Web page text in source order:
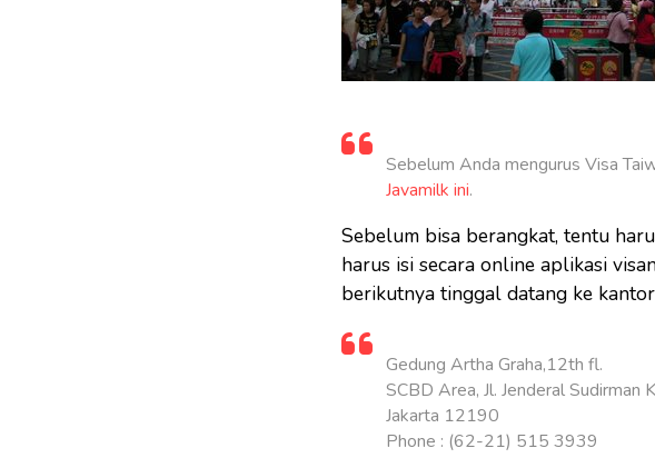
Sebelum Anda mengurus Visa
Javamilk ini.
Sebelum bisa berangkat, tentu
harus isi secara online aplikasi
berikutnya tinggal datang ke
Gedung Artha Graha,12th fl.
SCBD Area, Jl. Jenderal Sudirman
Jakarta 12190
Phone : (62-21) 515 3939